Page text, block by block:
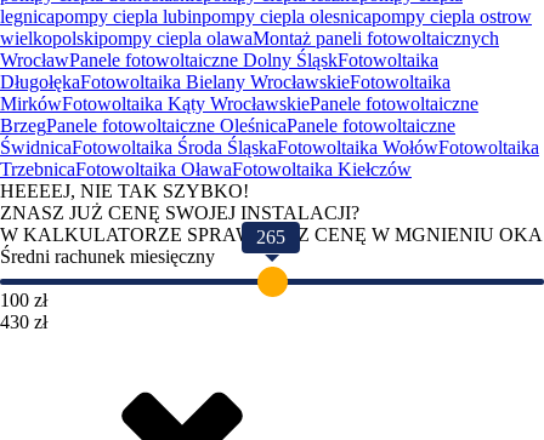
legnicapompy ciepla lubinpompy ciepla olesnicapompy ciepla ostrow
wielkopolskipompy ciepla olawaMontaż paneli fotowoltaicznych
WrocławPanele fotowoltaiczne Dolny ŚląskFotowoltaika
DługołękaFotowoltaika Bielany WrocławskieFotowoltaika
MirkówFotowoltaika Kąty WrocławskiePanele fotowoltaiczne
BrzegPanele fotowoltaiczne OleśnicaPanele fotowoltaiczne
ŚwidnicaFotowoltaika Środa ŚląskaFotowoltaika WołówFotowoltaika
TrzebnicaFotowoltaika OławaFotowoltaika Kiełczów
HEEEEJ, NIE TAK SZYBKO!
ZNASZ JUŻ CENĘ SWOJEJ INSTALACJI?
W KALKULATORZE SPRAWDZISZ CENĘ W MGNIENIU OKA
Średni rachunek miesięczny
265
100 zł
430 zł